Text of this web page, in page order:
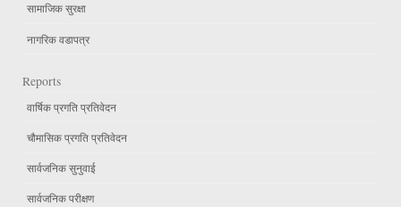
सामाजिक सुरक्षा
नागरिक वडापत्र
Reports
वार्षिक प्रगति प्रतिवेदन
चौमासिक प्रगति प्रतिवेदन
सार्वजनिक सुनुवाई
सार्वजनिक परीक्षण